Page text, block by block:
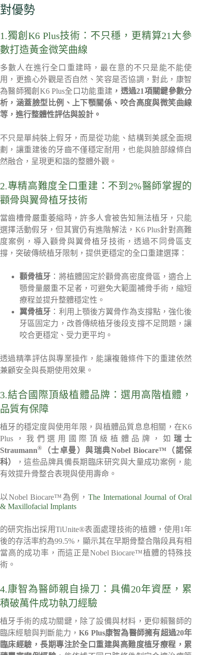
對優勢
1.獨創K6 Plus技術：不只穩，更精算21大參
數打造黃金微笑曲線
多數人在進行全口重建時，最在意的不只是能不能使
用，更擔心外觀是否自然、笑容是否協調，對此，康智
為醫師獨創K6 Plus全口功能重建 ，透過21項關鍵參數分
析，涵蓋臉型比例、上下顎關係、咬合高度與微笑曲線
等，進行整體性評估與設計。
不只是單純裝上假牙，而是從功能、結構到美感全面規
劃，讓重建後的牙齒不僅穩定耐用，也能與臉部線條自
然融合，呈現更和諧的整體外觀。
2.專精高難度全口重建：不到2%醫師掌握的
顴骨與翼骨植牙技術
當齒槽骨嚴重萎縮時，許多人會被告知無法植牙，只能
選擇活動假牙，但其實仍有進階解法，K6 Plus針對高難
度案例，導入顴骨與翼骨植牙技術，透過不同骨區支
撐，突破傳統植牙限制，提供更穩定的全口重建選擇：
顴骨植牙 ：將植體固定於顴骨高密度骨區，適合上
顎骨量嚴重不足者，可避免大範圍補骨手術，縮短
療程並提升整體穩定性。
翼骨植牙 ：利用上顎後方翼骨作為支撐點，強化後
牙區固定力，改善傳統植牙後段支撐不足問題，讓
咬合更穩定、受力更平均。
透過精準評估與專業操作，能讓複雜條件下的重建依然
兼顧安全與長期使用效果。
3.結合國際頂級植體品牌：選用高階植體，
品質有保障
植牙的穩定度與使用年限，與植體品質息息相關，在K6
Plus，我們選用國際頂級植體品牌，如 瑞士
Straumann® （士卓曼）與瑞典Nobel Biocare™（諾保
科）
，這些品牌具備長期臨床研究與大量成功案例，能
有效提升骨整合表現與使用壽命。
以Nobel Biocare™為例，The International Journal of Oral
& Maxillofacial Implants
的研究指出採用TiUnite®表面處理技術的植體，使用1年
後的存活率約為99.5%，顯示其在早期骨整合階段具有相
當高的成功率，而這正是Nobel Biocare™植體的特殊技
術。
4.康智為醫師親自操刀：具備20年資歷，累
積破萬件成功執刀經驗
植牙手術的成功關鍵，除了設備與材料，更仰賴醫師的
臨床經驗與判斷能力，K6 Plus康智為醫師擁有超過20年
臨床經驗，長期專注於全口重建與高難度植牙療程，累